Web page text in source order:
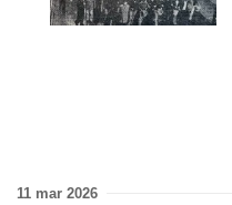
11 mar 2026